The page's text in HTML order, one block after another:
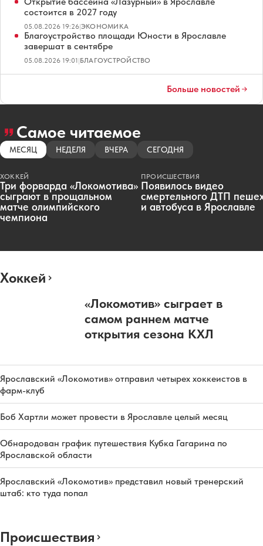
состоится в 2027 году
05.08.2026 19:26|ЭКОНОМИКА
Благоустройство площади Юности в Ярославле
завершат в сентябре
05.08.2026 19:01|БЛАГОУСТРОЙСТВО
Больше новостей
Самое читаемое
МЕСЯЦ НЕДЕЛЯ ВЧЕРА СЕГОДНЯ
ХОККЕЙ
Три форварда «Локомотива»
сыграют в прощальном
матче олимпийского
чемпиона
ПРОИСШЕСТВИЯ
Появилось видео
смертельного ДТП
и автобуса в Ярославле
Хоккей
«Локомотив» сыграет в
самом раннем матче
открытия сезона КХЛ
Ярославский «Локомотив» отправил четырех хоккеистов в
фарм-клуб
Боб Хартли может провести в Ярославле целый месяц
Обнародован график путешествия Кубка Гагарина по
Ярославской области
Ярославский «Локомотив» представил новый тренерский
штаб: кто туда попал
Происшествия